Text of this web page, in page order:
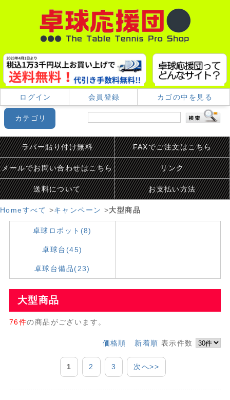
ログイン 会員登録 カゴの中を見る
ラバー貼り付け無料 FAXでご注文はこちら
メールでお問い合わせはこちら リンク
送料について お支払い方法
Homeすべて >キャンペーン >大型商品
卓球ロボット(8)
卓球台(45)
卓球台備品(23)
大型商品
76件の商品がございます。
価格順 新着順 表示件数
1 2 3 次へ>>
カテゴリ